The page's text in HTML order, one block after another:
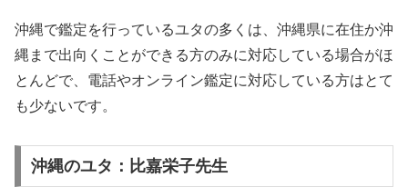
沖縄で鑑定を行っているユタの多くは、沖縄県に在住か沖
縄まで出向くことができる方のみに対応している場合がほ
とんどで、電話やオンライン鑑定に対応している方はとて
も少ないです。
沖縄のユタ：比嘉栄子先生